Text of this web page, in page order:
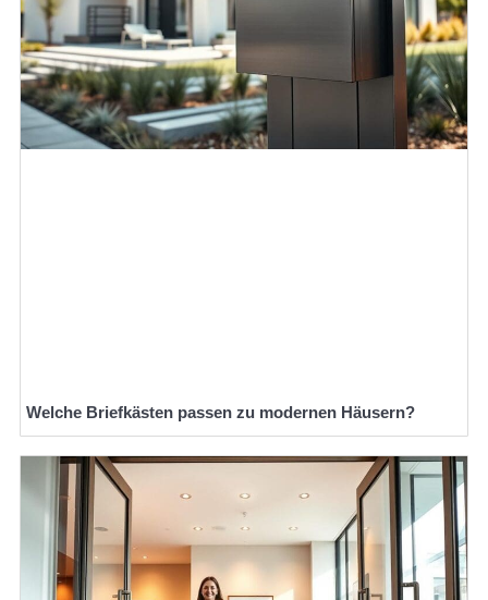
Welche Briefkästen passen zu modernen Häusern?